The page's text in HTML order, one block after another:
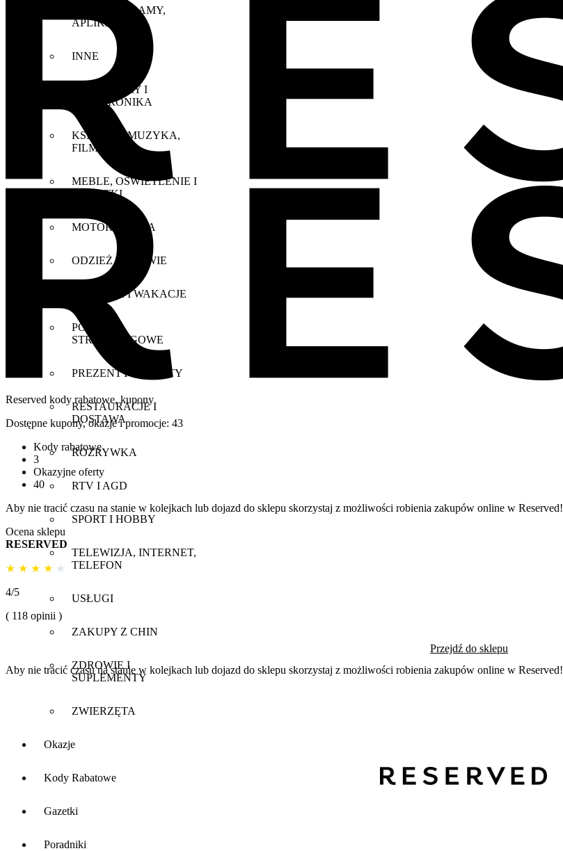
GRY, PROGRAMY,
APLIKACJE
INNE
KOMPUTERY I
ELEKTRONIKA
KSIĄŻKA, MUZYKA,
FILM
MEBLE, OŚWIETLENIE I
DODATKI
MOTORYZACJA
ODZIEŻ I OBUWIE
PODRÓŻE I WAKACJE
PORTALE
STREAMINGOWE
PREZENTY I KWIATY
RESTAURACJE I
DOSTAWA
ROZRYWKA
RTV I AGD
SPORT I HOBBY
TELEWIZJA, INTERNET,
TELEFON
USŁUGI
ZAKUPY Z CHIN
ZDROWIE I
SUPLEMENTY
ZWIERZĘTA
Okazje
Kody Rabatowe
Gazetki
Poradniki
Reserved kody rabatowe, kupony
Dostępne kupony, okazje i promocje: 43
Kody rabatowe
3
Okazyjne oferty
40
Aby nie tracić czasu na stanie w kolejkach lub dojazd do sklepu skorzystaj z możliwości robienia zakupów online w Reserved!
Ocena sklepu
RESERVED
★ ★ ★ ★ ★
4/5
( 118 opinii )
Przejdź do sklepu
Aby nie tracić czasu na stanie w kolejkach lub dojazd do sklepu skorzystaj z możliwości robienia zakupów online w Reserved!